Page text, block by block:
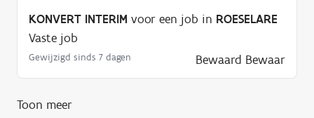
i
KONVERT INTERIM voor een job in ROESELARE
Vaste job
Gewijzigd sinds 7 dagen Bewaard Bewaar
Toon meer